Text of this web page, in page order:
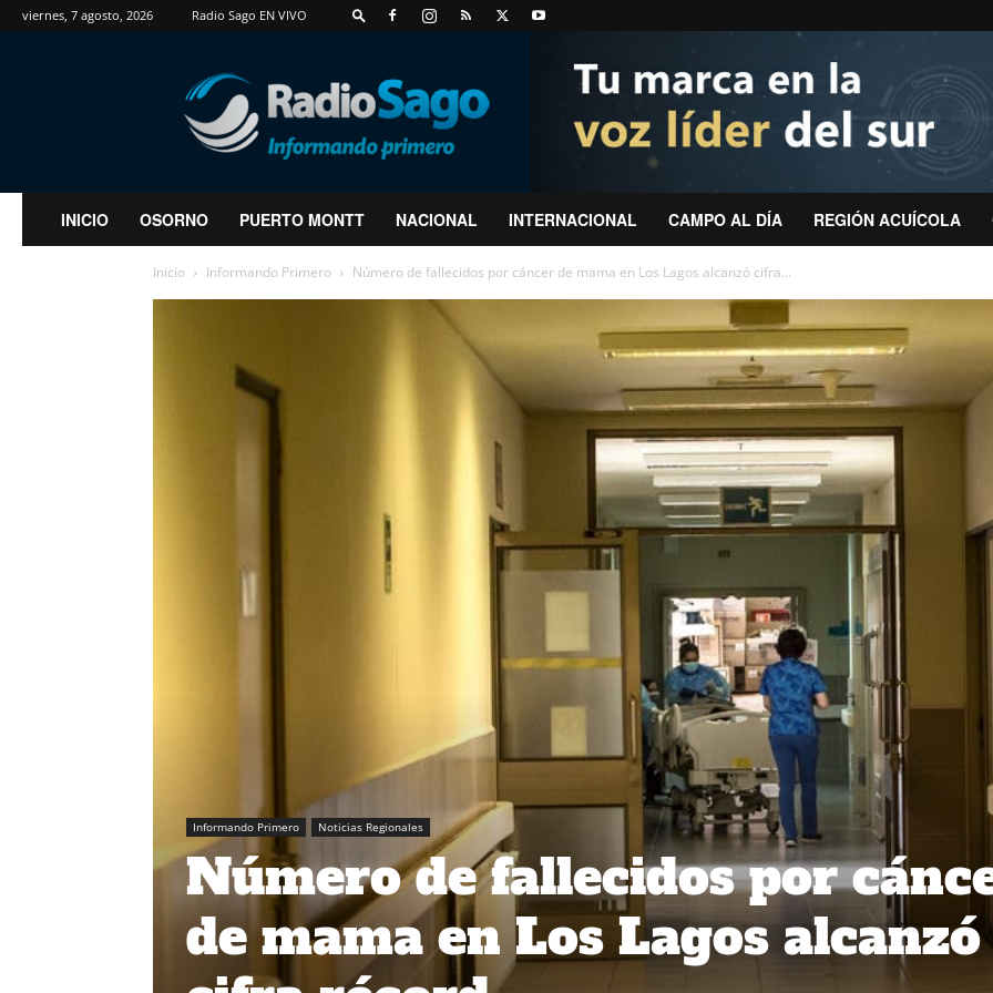
viernes, 7 agosto, 2026 Radio Sago EN VIVO
RadioSago
INICIO OSORNO PUERTO MONTT NACIONAL INTERNACIONAL CAMPO AL DÍA REGIÓN ACUÍCOLA
Inicio Informando Primero Número de fallecidos por cáncer de mama en Los Lagos alcanzó cifra...
Informando Primero Noticias Regionales
Número de fallecidos por
de mama en Los Lagos alcanzó